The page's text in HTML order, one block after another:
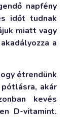
napfény
időt tudnak
miatt vagy
a
étrendünk
akár
kevés
D-vitamint.